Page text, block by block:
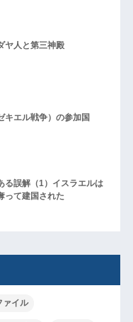
ヤ人と第三神殿
キエル戦争）の参加国
る誤解（1）イスラエルは
って建国された
ァイル